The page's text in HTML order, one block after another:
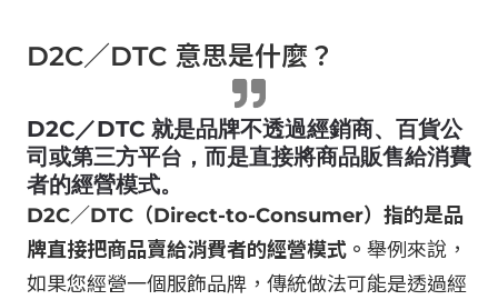
D2C／DTC 意思是什麼？
D2C／DTC 就是品牌不透過經銷商、百貨公
司或第三方平台，而是直接將商品販售給消費
者的經營模式。
D2C／DTC（Direct-to-Consumer）指的是品
牌直接把商品賣給消費者的經營模式。 舉例來說，
如果您經營一個服飾品牌，傳統做法可能是透過經